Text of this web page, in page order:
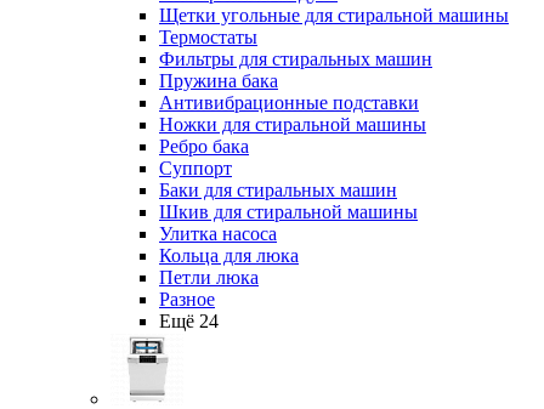
Щетки угольные для стиральной машины
Термостаты
Фильтры для стиральных машин
Пружина бака
Антивибрационные подставки
Ножки для стиральной машины
Ребро бака
Суппорт
Баки для стиральных машин
Шкив для стиральной машины
Улитка насоса
Кольца для люка
Петли люка
Разное
Ещё 24